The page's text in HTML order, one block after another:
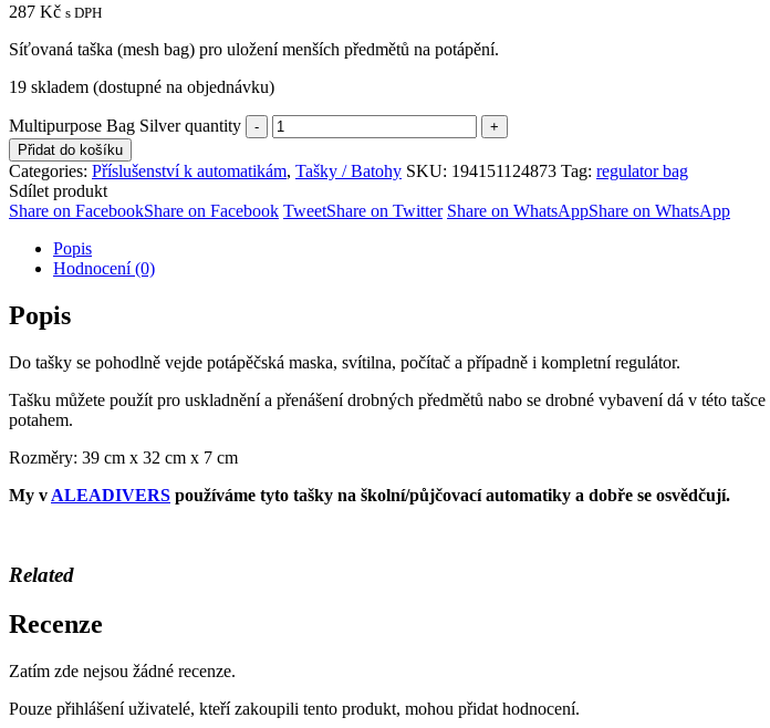
287 Kč s DPH
Síťovaná taška (mesh bag) pro uložení menších předmětů na potápění.
19 skladem (dostupné na objednávku)
Multipurpose Bag Silver quantity
Přidat do košíku
Categories: Příslušenství k automatikám, Tašky / Batohy SKU: 194151124873 Tag: regulator bag
Sdílet produkt
Share on FacebookShare on Facebook TweetShare on Twitter Share on WhatsAppShare on WhatsApp
Popis
Hodnocení (0)
Popis
Do tašky se pohodlně vejde potápěčská maska, svítilna, počítač a případně i kompletní regulátor.
Tašku můžete použít pro uskladnění a přenášení drobných předmětů nabo se drobné vybavení dá v této
potahem.
Rozměry: 39 cm x 32 cm x 7 cm
My v ALEADIVERS používáme tyto tašky na školní/půjčovací automatiky a dobře se osvědčují.
Related
Recenze
Zatím zde nejsou žádné recenze.
Pouze přihlášení uživatelé, kteří zakoupili tento produkt, mohou přidat hodnocení.